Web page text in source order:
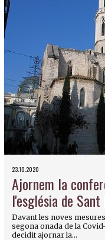
23.10.2020
Ajornem la
l'església de Sant
Davant les noves
segona onada de la
decidit ajornar la...